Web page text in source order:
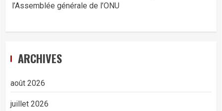
l’Assemblée générale de l’ONU
ARCHIVES
août 2026
juillet 2026